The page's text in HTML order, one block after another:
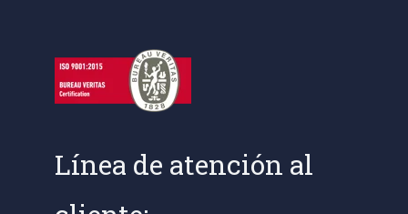
Línea de atención al